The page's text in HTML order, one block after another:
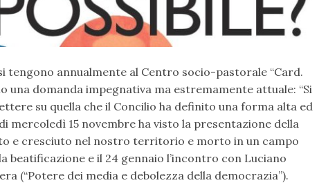
tengono annualmente al Centro socio-pastorale “Card.
una domanda impegnativa ma estremamente attuale: “Si
su quella che il Concilio ha definito una forma alta ed
15 novembre ha visto la presentazione della
e cresciuto nel nostro territorio e morto in un campo
beatificazione e il 24 gennaio l’incontro con Luciano
(“Potere dei media e debolezza della democrazia”).